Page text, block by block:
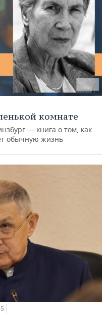
комнате
— книга о том, как
обычную жизнь